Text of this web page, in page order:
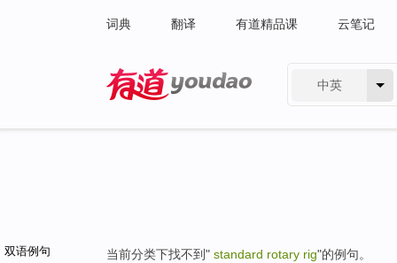
词典 翻译 有道精品课 云笔记
中英
双语例句 当前分类下找不到" standard rotary rig"的例句。